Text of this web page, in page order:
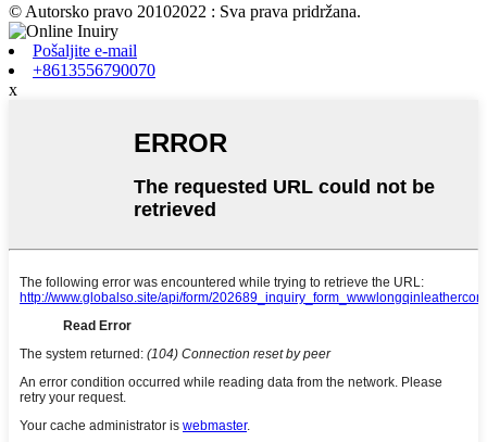
© Autorsko pravo 20102022 : Sva prava pridržana.
Pošaljite e-mail
+8613556790070
x